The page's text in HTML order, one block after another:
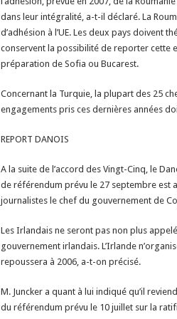
dans leur intégralité, a-t-il déclaré. La
d’adhésion à l’UE. Les deux pays doivent
conservent la possibilité de reporter cette
préparation de Sofia ou Bucarest.
Concernant la Turquie, la plupart des 25
engagements pris ces dernières années
REPORT DANOIS
A la suite de l’accord des Vingt-Cinq, le
de référendum prévu le 27 septembre est
journalistes le chef du gouvernement de
Les Irlandais ne seront pas non plus
gouvernement irlandais. L’Irlande
repoussera à 2006, a-t-on précisé.
M. Juncker a quant à lui indiqué qu’il
du référendum prévu le 10 juillet sur la